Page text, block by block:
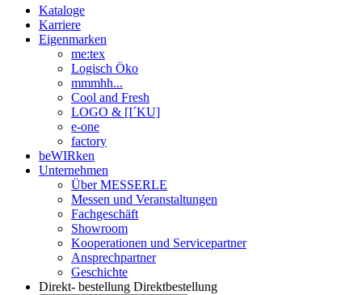
Kataloge
Karriere
Eigenmarken
me:tex
Logisch Öko
mmmhh...
Cool and Fresh
LOGO & [I´KU]
e-one
factory
beWIRken
Unternehmen
Über MESSERLE
Messen und Veranstaltungen
Fachgeschäft
Showroom
Kooperationen und Servicepartner
Ansprechpartner
Geschichte
Direkt- bestellung Direktbestellung